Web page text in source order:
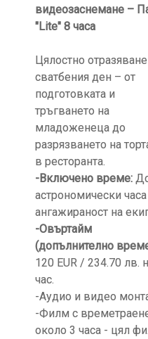
видеозаснемане –
"Lite" 8 часа
Цялостно
сватбения ден – от
подготовката и
тръгването на
младоженеца до
разрязването на
в ресторанта.
-Включено време:
астрономически часа
ангажираност на
-Овъртайм
(допълнително
120 EUR / 234.70 лв.
час.
-Aудио и видео
-Филм с
около 3 часа - цял